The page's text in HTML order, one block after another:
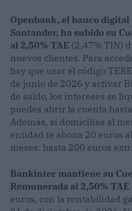
Openbank, el banco
Santander, ha subido su
al 2,50% TAE (2,47% TIN)
nuevos clientes. Para
hay que usar el código
de junio de 2026 y activar
de saldo, los intereses se
puedes abrir la cuenta
Además, si domicilias al
entidad te abona 20 euros
meses: hasta 200 euros
Bankinter mantiene su
Remunerada al 2,50% TAE
euros, con la rentabilidad